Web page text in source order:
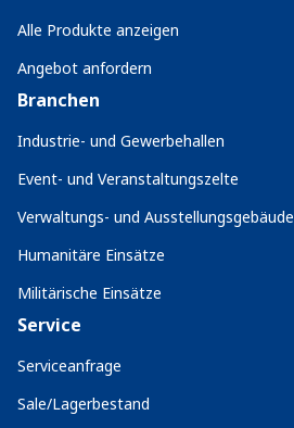
Alle Produkte anzeigen
Angebot anfordern
Branchen
Industrie- und Gewerbehallen
Event- und Veranstaltungszelte
Verwaltungs- und Ausstellungsgebäude
Humanitäre Einsätze
Militärische Einsätze
Service
Serviceanfrage
Sale/Lagerbestand